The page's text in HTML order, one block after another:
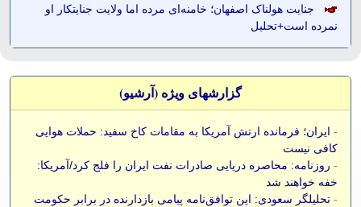
جنایت هولناک اصفهان؛ خامنه‌ای مرده اما ولایت جنایتکار او
نمرده است+تحلیل
گزارشهای ویژه (آرشيو)
- ایران؛ فرمانده ارتش آمریکا به مقامات کاخ سفید: حملات هوایی
کافی نیست
- روزنامه: محاصره دریایی صادرات نفت ایران را فلج کرد/آمریکا:
خفه خواهند شد
- تحلیلگر سعودی: این توافق‌نامه پیامی بازدارنده در برابر حکومت